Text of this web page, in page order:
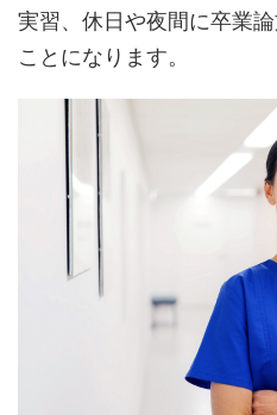
実習、休日や夜間に卒業
ことになります。